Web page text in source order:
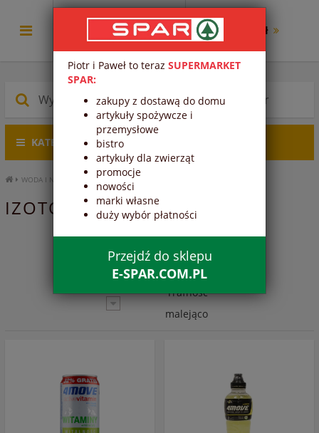
0.00 zł
KATEGORIE PRODUKTÓW
WODA I NAPOJE IZOTONIKI
IZOTONIKI - WODA I NAPOJE
1 2 3
Trafność
malejąco
Piotr i Paweł to teraz SUPERMARKET
SPAR:
zakupy z dostawą do domu
artykuły spożywcze i
przemysłowe
bistro
artykuły dla zwierząt
promocje
nowości
marki własne
duży wybór płatności
Przejdź do sklepu
E-SPAR.COM.PL